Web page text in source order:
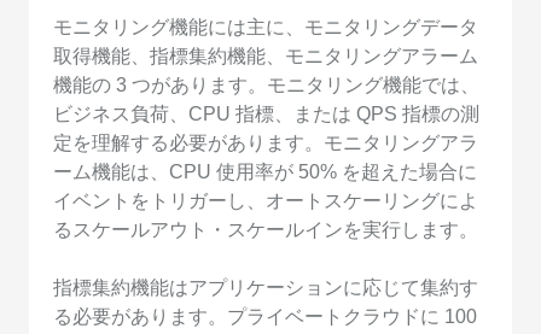
モニタリング機能には主に、モニタリングデータ
取得機能、指標集約機能、モニタリングアラーム
機能の 3 つがあります。モニタリング機能では、
ビジネス負荷、CPU 指標、または QPS 指標の測
定を理解する必要があります。モニタリングアラ
ーム機能は、CPU 使用率が 50% を超えた場合に
イベントをトリガーし、オートスケーリングによ
るスケールアウト・スケールインを実行します。
指標集約機能はアプリケーションに応じて集約す
る必要があります。プライベートクラウドに 100